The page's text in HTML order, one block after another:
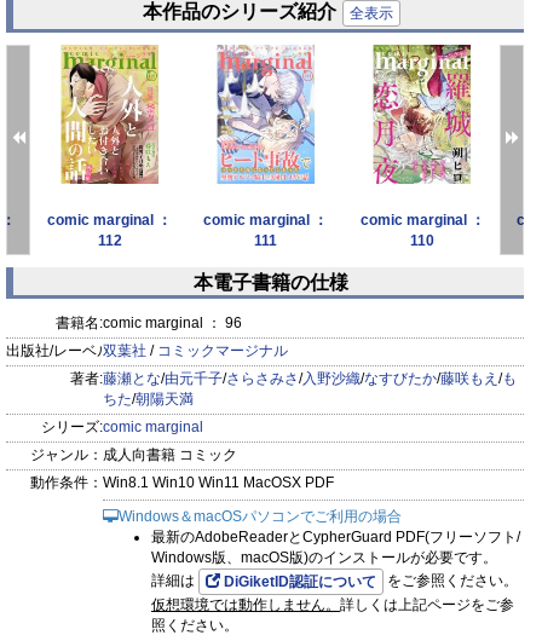
切なくも妖しい絆とエロスをお届けします。
『狼くんとうさぎくんは新婚さん』藤瀬とな（表紙・第4話）
『悪役魔導士なのに、スパダリ王子に好かれて困ってま
す！？』漫画：さらさみさ／原作：入野沙織（第3話）
『遠吠えに恋』なすびたか（第7話）
『腐男子召喚～異世界で神獣にハメられました～』藤咲もえ
（第56話）
『スキルをなくした騎士様と俺』漫画：もちた／原作：朝陽天
満（第4話）
本作品のシリーズ紹介 全表示
comic marginal ：
112
comic marginal ：
111
comic marginal ：
110
prev next
本電子書籍の仕様
書籍名:comic marginal ： 96
出版社/レーベル:双葉社 / コミックマージナル
著者:藤瀬とな/由元千子/さらさみさ/入野沙織/なすびたか/藤咲もえ /も
ちた/朝陽天満
シリーズ:comic marginal
ジャンル： 成人向書籍 コミック
動作条件： Win8.1 Win10 Win11 MacOSX PDF
Windows＆macOSパソコンでご利用の場合
最新のAdobeReaderとCypherGuard PDF(フリーソフト/
Windows版、macOS版)のインストールが必要です。
詳細は
DiGiketID認証について
をご参照ください。
仮想環境では動作しません。 詳しくは上記ページをご参
照ください。